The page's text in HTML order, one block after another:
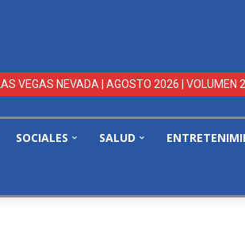
LAS VEGAS NEVADA | AGOSTO 2026 | VOLUMEN
SOCIALES SALUD